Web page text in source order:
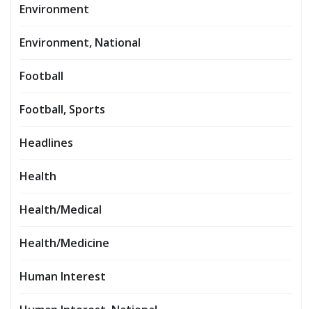
Environment
Environment, National
Football
Football, Sports
Headlines
Health
Health/Medical
Health/Medicine
Human Interest